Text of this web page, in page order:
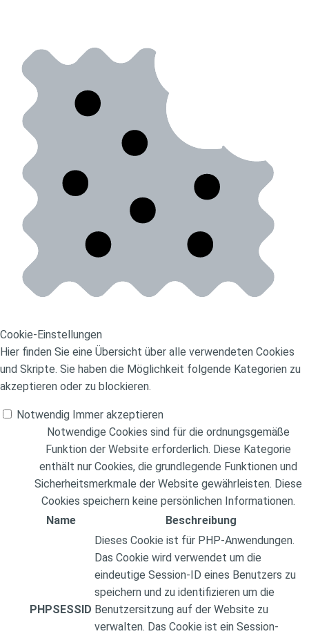
Cookie-Einstellungen
Hier finden Sie eine Übersicht über alle verwendeten Cookies
und Skripte. Sie haben die Möglichkeit folgende Kategorien zu
akzeptieren oder zu blockieren.
Notwendig Immer akzeptieren
Notwendige Cookies sind für die ordnungsgemäße
Funktion der Website erforderlich. Diese Kategorie
enthält nur Cookies, die grundlegende Funktionen und
Sicherheitsmerkmale der Website gewährleisten. Diese
Cookies speichern keine persönlichen Informationen.
Name
Beschreibung
PHPSESSID
Dieses Cookie ist für PHP-Anwendungen.
Das Cookie wird verwendet um die
eindeutige Session-ID eines Benutzers zu
speichern und zu identifizieren um die
Benutzersitzung auf der Website zu
verwalten. Das Cookie ist ein Session-